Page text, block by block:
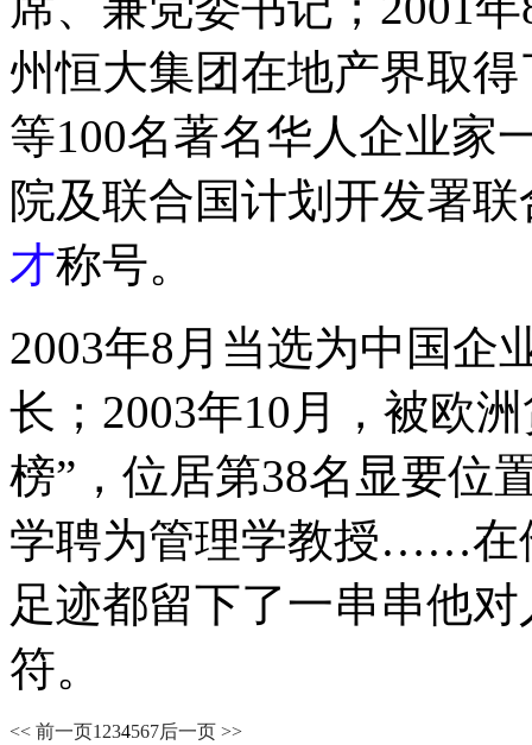
州恒大集团在地产界取
等100名著名华人企业家
院及联合国计划开发署
才称号。
2003年8月当选为中国企
长；2003年10月，被欧
榜”，位居第38名显要位
学聘为管理学教授……在
足迹都留下了一串串他
符。
<< 前一页1 234567后一页 >>